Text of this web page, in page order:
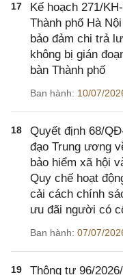
17
Kế hoạch 271/
Thành phố Hà
bảo đảm chi trả
không bị gián
bàn Thành phố
Ban hành: 10/07/
18
Quyết định 68/
đạo Trung ương
bảo hiểm xã hội
Quy chế hoạt
cải cách chính
ưu đãi người có
Ban hành: 07/07/
19 Thông tư 96/